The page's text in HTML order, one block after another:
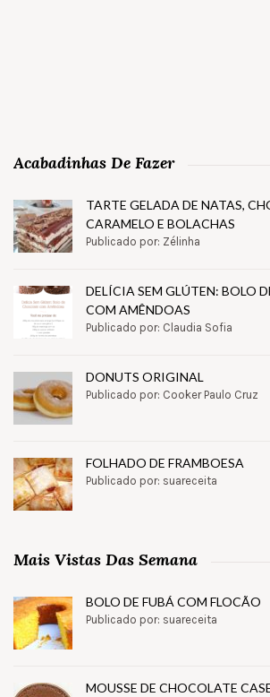
Acabadinhas De Fazer
TARTE GELADA DE NATAS,
CARAMELO E BOLACHAS
Publicado por: Zélinha
DELÍCIA SEM GLÚTEN: BOLO
COM AMÊNDOAS
Publicado por: Claudia Sofia
DONUTS ORIGINAL
Publicado por: Cooker Paulo Cruz
FOLHADO DE FRAMBOESA
Publicado por: suareceita
Mais Vistas Das Semana
BOLO DE FUBÁ COM FLOCÃO
Publicado por: suareceita
MOUSSE DE CHOCOLATE